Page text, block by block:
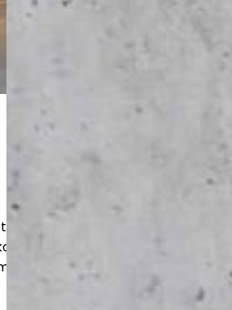
pinnoitukset ja korjaukset myös
Saat kestävän ja siistin
arjessa ja näyttää hyvältä vuosien